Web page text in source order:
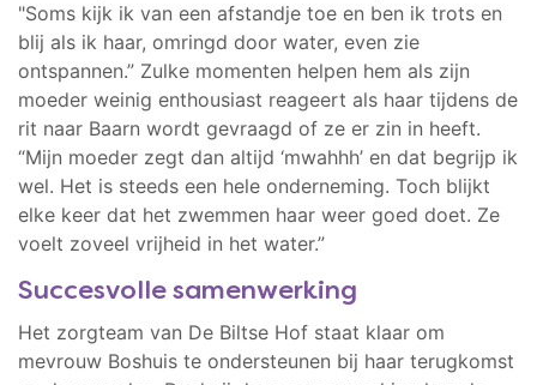
"Soms kijk ik van een afstandje toe en ben ik trots en
blij als ik haar, omringd door water, even zie
ontspannen.” Zulke momenten helpen hem als zijn
moeder weinig enthousiast reageert als haar tijdens de
rit naar Baarn wordt gevraagd of ze er zin in heeft.
“Mijn moeder zegt dan altijd ‘mwahhh’ en dat begrijp ik
wel. Het is steeds een hele onderneming. Toch blijkt
elke keer dat het zwemmen haar weer goed doet. Ze
voelt zoveel vrijheid in het water.”
Succesvolle samenwerking
Het zorgteam van De Biltse Hof staat klaar om
mevrouw Boshuis te ondersteunen bij haar terugkomst